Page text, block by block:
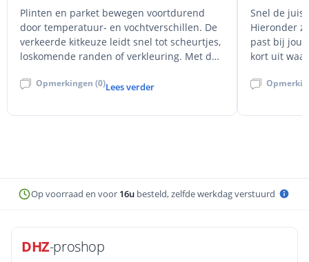
Plinten en parket bewegen voortdurend
door temperatuur- en vochtverschillen. De
verkeerde kitkeuze leidt snel tot scheurtjes,
loskomende randen of verkleuring. Met de
duurzaam.
Opmerkingen (0)Lees verder
Snel de
Hieronder
past bij
kort uit
Op voorraad en voor 16ubesteld, zelfde werkdag verstuurd
DHZ-proshop